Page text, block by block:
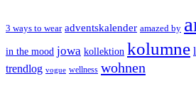
3 ways to wear adventskalender amazed by
in the mood jowa kollektion kolumne
trendlog vogue wellness wohnen